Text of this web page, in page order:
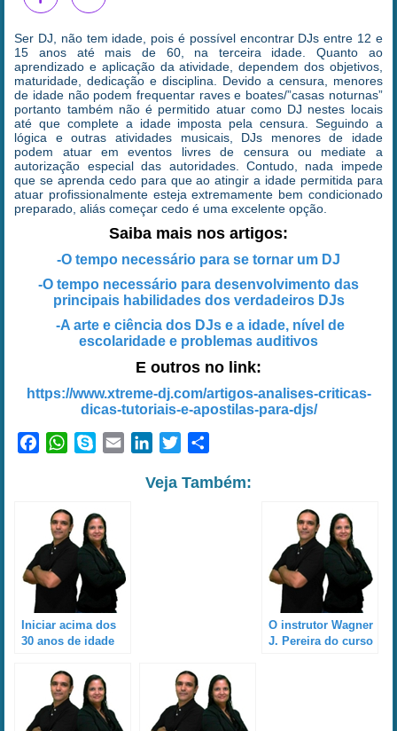
Ser DJ, não tem idade, pois é possível encontrar DJs entre 12 e
15 anos até mais de 60, na terceira idade. Quanto ao
aprendizado e aplicação da atividade, dependem dos objetivos,
maturidade, dedicação e disciplina. Devido a censura, menores
de idade não podem frequentar raves e boates/”casas noturnas”
portanto também não é permitido atuar como DJ nestes locais
até que complete a idade imposta pela censura. Seguindo a
lógica e outras atividades musicais, DJs menores de idade
podem atuar em eventos livres de censura ou mediate a
autorização especial das autoridades. Contudo, nada impede
que se aprenda cedo para que ao atingir a idade permitida para
atuar profissionalmente esteja extremamente bem condicionado
preparado, aliás começar cedo é uma excelente opção.
Saiba mais nos artigos:
-O tempo necessário para se tornar um DJ
-O tempo necessário para desenvolvimento das
principais habilidades dos verdadeiros DJs
-A arte e ciência dos DJs e a idade, nível de
escolaridade e problemas auditivos
E outros no link:
https://www.xtreme-dj.com/artigos-analises-criticas-
dicas-tutoriais-e-apostilas-para-djs/
FacebookWhatsApp
Skype Email LinkedInTwitter
Veja Também:
Iniciar acima dos
30 anos de idade
não seria tarde
demais?
O instrutor Wagner
J. Pereira do curso